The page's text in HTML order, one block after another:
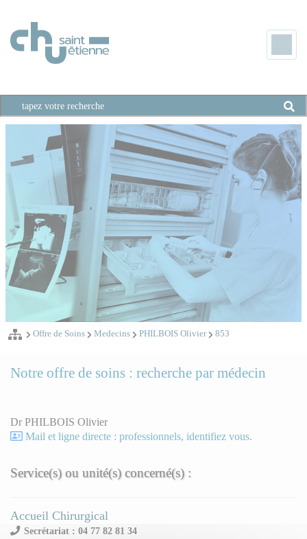
Offre de Soins Medecins PHILBOIS Olivier 853
Notre offre de soins : recherche par médecin
Dr PHILBOIS Olivier
Mail et ligne directe : professionnels, identifiez vous.
Service(s) ou unité(s) concerné(s) :
Accueil Chirurgical
Secrétariat : 04 77 82 81 34